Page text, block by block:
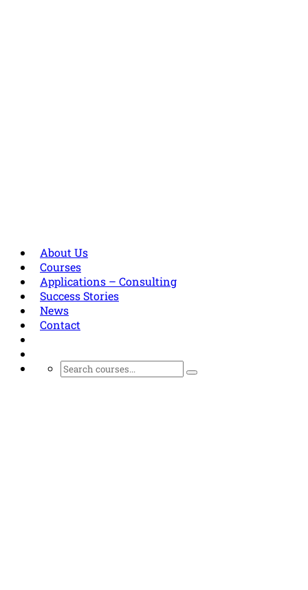
About Us
Courses
Applications – Consulting
Success Stories
News
Contact